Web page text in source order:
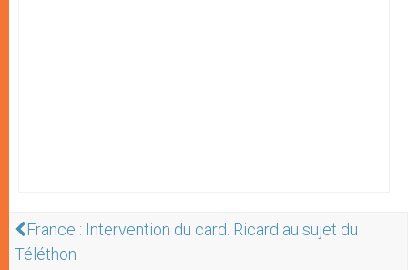
France : Intervention du card. Ricard au sujet du
Téléthon